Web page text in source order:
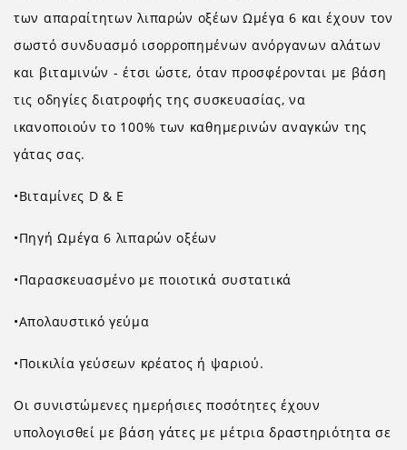
των απαραίτητων λιπαρών οξέων Ωμέγα 6 και έχουν τον
σωστό συνδυασμό ισορροπημένων ανόργανων αλάτων
και βιταμινών - έτσι ώστε, όταν προσφέρονται με βάση
τις οδηγίες διατροφής της συσκευασίας, να
ικανοποιούν το 100% των καθημερινών αναγκών της
γάτας σας.
•Βιταμίνες D & E
•Πηγή Ωμέγα 6 λιπαρών οξέων
•Παρασκευασμένο με ποιοτικά συστατικά
•Απολαυστικό γεύμα
•Ποικιλία γεύσεων κρέατος ή ψαριού.
Οι συνιστώμενες ημερήσιες ποσότητες έχουν
υπολογισθεί με βάση γάτες με μέτρια δραστηριότητα σε